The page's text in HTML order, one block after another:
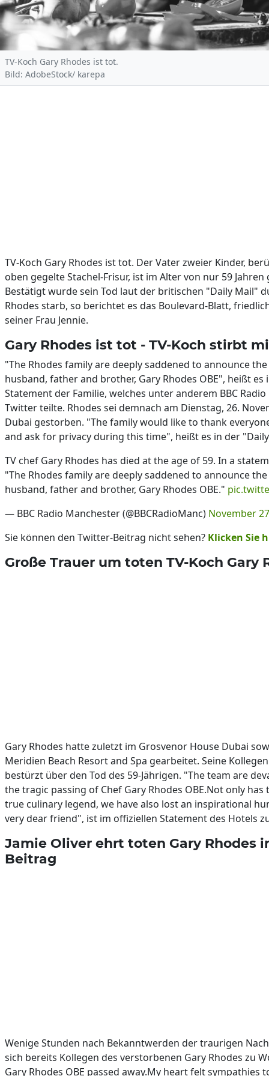
TV-Koch Gary Rhodes ist tot.
Bild: AdobeStock/ karepa
TV-Koch Gary Rhodes ist tot. Der Vater zweier Kinder,
oben gegelte Stachel-Frisur, ist im Alter von nur 59
Bestätigt wurde sein Tod laut der britischen "Daily Mail"
Rhodes starb, so berichtet es das Boulevard-Blatt,
seiner Frau Jennie.
Gary Rhodes ist tot - TV-Koch stirbt
"The Rhodes family are deeply saddened to announce
husband, father and brother, Gary Rhodes OBE", heißt es
Statement der Familie, welches unter anderem BBC
Twitter teilte. Rhodes sei demnach am Dienstag, 26.
Dubai gestorben. "The family would like to thank
and ask for privacy during this time", heißt es in der
TV chef Gary Rhodes has died at the age of 59. In a
"The Rhodes family are deeply saddened to announce
husband, father and brother, Gary Rhodes OBE."
— BBC Radio Manchester (@BBCRadioManc) November
Sie können den Twitter-Beitrag nicht sehen? Klicken Sie
Große Trauer um toten TV-Koch Gary
Gary Rhodes hatte zuletzt im Grosvenor House Dubai
Meridien Beach Resort and Spa gearbeitet. Seine
bestürzt über den Tod des 59-Jährigen. "The team are
the tragic passing of Chef Gary Rhodes OBE.Not only
true culinary legend, we have also lost an inspirational
very dear friend", ist im offiziellen Statement des Hotels
Jamie Oliver ehrt toten Gary Rhodes
Beitrag
Wenige Stunden nach Bekanntwerden der traurigen
sich bereits Kollegen des verstorbenen Gary Rhodes zu
Gary Rhodes OBE passed away.My heart felt sympathies